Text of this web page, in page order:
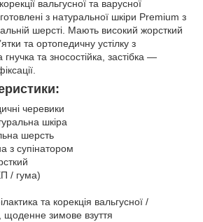
вальгусної та варусної
з натуральної шкіри Premium з
шерсті. Мають високий жорсткий
та ортопедичну устілку з
та зносостійка, застібка —
черевики
шкіра
шерсть
з супінатором
/ гума)
та корекція вальгусної /
щоденне зимове взуття